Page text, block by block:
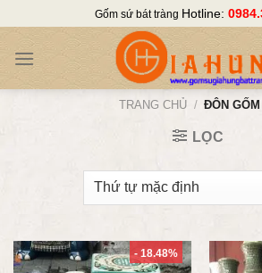
content
Gốm sứ bát tràng Hotline:
TRANG CHỦ / ĐÔN
LỌC
- 18.48%